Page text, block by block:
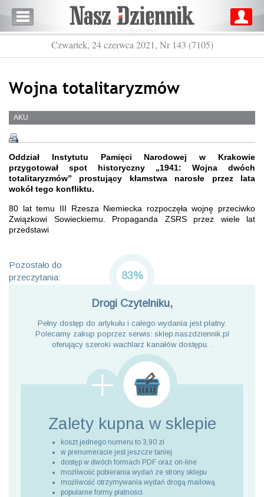
Czwartek, 24 czerwca 2021, Nr 143 (7105)
Wojna totalitaryzmów
AKU
Oddział Instytutu Pamięci Narodowej w Krakowie
przygotował spot historyczny „1941: Wojna dwóch
totalitaryzmów” prostujący kłamstwa narosłe przez lata
wokół tego konfliktu.
80 lat temu III Rzesza Niemiecka rozpoczęła wojnę przeciwko
Związkowi Sowieckiemu. Propaganda ZSRS przez wiele lat
przedstawi
Pozostało do
przeczytania:
83%
Drogi Czytelniku,
Pełny dostęp do artykułu i całego wydania jest płatny.
Polecamy zakup poprzez serwis: sklep.naszdziennik.pl
oferujący szeroki wachlarz kanałów dostępu. .
Zalety kupna w sklepie
koszt jednego numeru to 3,90 zł
w prenumeracie jest jeszcze taniej
dostęp w dwóch formach PDF oraz on-line
możliwość pobierania wydań ze strony sklepu
możliwość otrzymywania wydań drogą mailową
popularne formy płatności